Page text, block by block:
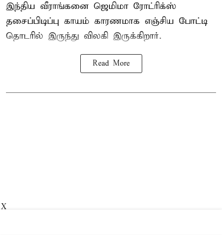
இந்திய வீராங்கனை ஜெமிமா ரோட்ரிக்ஸ்
தசைப்பிடிப்பு காயம் காரணமாக எஞ்சிய போட்டி
தொடரில் இருந்து விலகி இருக்கிறார்.
Read More
X